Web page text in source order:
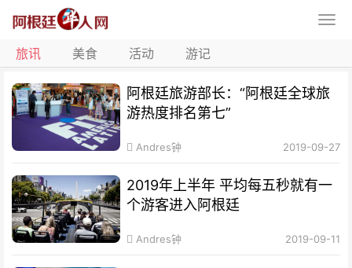
旅讯 美食 活动 游记
阿根廷旅游部长：“阿根廷全球旅
游热度排名第七”
Andres钟 2019-09-27
2019年上半年 平均每五秒就有一
个游客进入阿根廷
Andres钟 2019-09-11